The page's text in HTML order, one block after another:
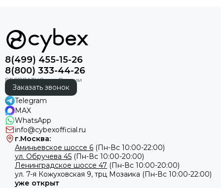
8(499) 455-15-26
8(800) 333-44-26
Заказать звонок
Telegram
MAX
WhatsApp
info@cybexofficial.ru
г.Москва:
Аминьевское шоссе 6 (Пн-Вс 10:00-22:00)
ул. Обручева 45 (Пн-Вс 10:00-20:00)
Ленинградское шоссе 47 (Пн-Вс 10:00-20:00)
ул. 7-я Кожуховская 9, трц Мозаика (Пн-Вс 10:00-22:00)
уже открыт